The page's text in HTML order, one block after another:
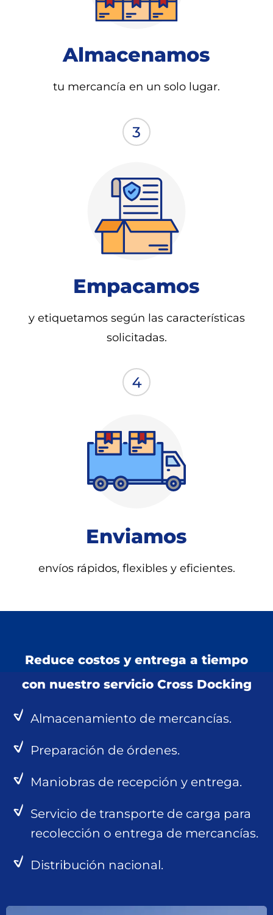
Almacenamos
tu mercancía en un solo lugar.
Empacamos
y etiquetamos según las características
solicitadas.
Enviamos
envíos rápidos, flexibles y eficientes.
Reduce costos y entrega a tiempo
con nuestro servicio Cross Docking
Almacenamiento de mercancías.
Preparación de órdenes.
Maniobras de recepción y entrega.
Servicio de transporte de carga para
recolección o entrega de mercancías.
Distribución nacional.